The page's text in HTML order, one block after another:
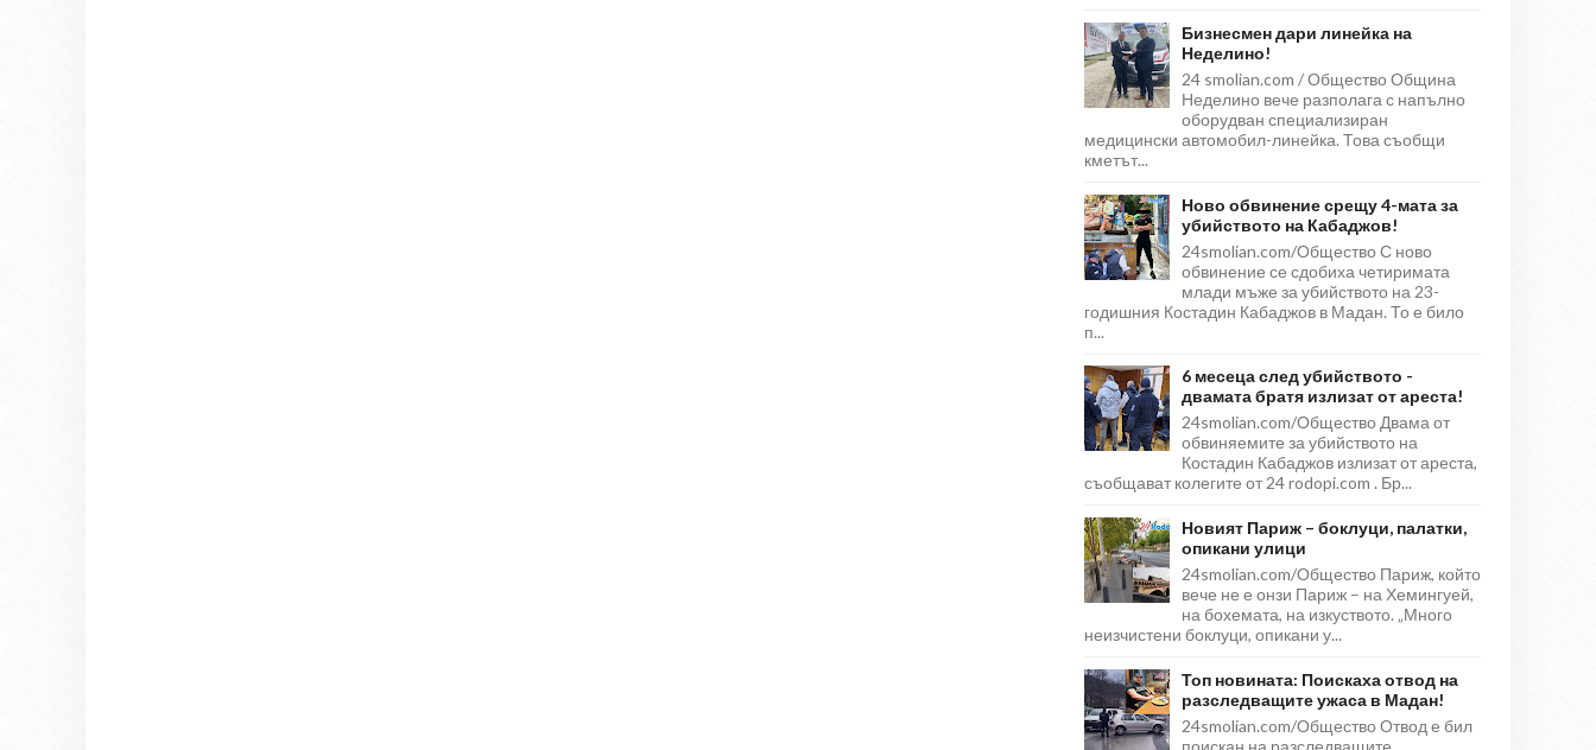
Бизнесмен дари линейка на
Неделино!
24 smolian.com / Общество Община
Неделино вече разполага с напълно
оборудван специализиран
медицински автомобил-линейка. Това съобщи
кметът...
Ново обвинение срещу 4-мата за
убийството на Кабаджов!
24smolian.com/Общество С ново
обвинение се сдобиха четиримата
млади мъже за убийството на 23-
годишния Костадин Кабаджов в Мадан. То е било
п...
6 месеца след убийството -
двамата братя излизат от ареста!
24smolian.com/Общество Двама от
обвиняемите за убийството на
Костадин Кабаджов излизат от ареста,
съобщават колегите от 24 rodopi.com . Бр...
Новият Париж – боклуци, палатки,
опикани улици
24smolian.com/Общество Париж, който
вече не е онзи Париж – на Хемингуей,
на бохемата, на изкуството. „Много
неизчистени боклуци, опикани у...
Топ новината: Поискаха отвод на
разследващите ужаса в Мадан!
24smolian.com/Общество Отвод е бил
поискан на разследващите